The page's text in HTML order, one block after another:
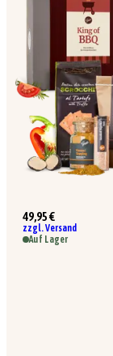
49,95 €
zzgl. Versand
Auf Lager